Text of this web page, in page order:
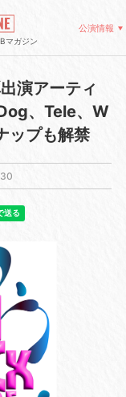
マガジン
公演情報
演アーティ
、Tele、W
ップも解禁